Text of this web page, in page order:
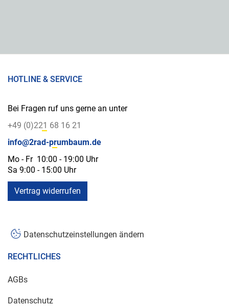
HOTLINE & SERVICE
Bei Fragen ruf uns gerne an unter
+49 (0)221 68 16 21
info@2rad-prumbaum.de
Mo - Fr 10:00 - 19:00 Uhr
Sa 9:00 - 15:00 Uhr
Vertrag widerrufen
Datenschutzeinstellungen ändern
RECHTLICHES
AGBs
Datenschutz